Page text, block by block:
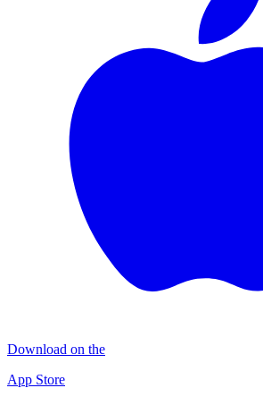
Download on the
App Store